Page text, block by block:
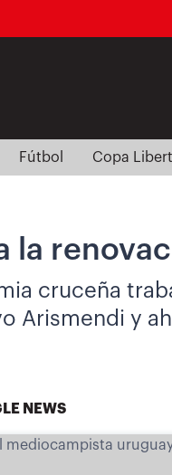
Fútbol Copa
la
cruceña
Arismendi y
NEWS